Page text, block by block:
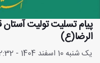
پیام تسلیت تولیت
الرضا(ع)
یک شنبه 10 اسفند 1404 - 13:2:32